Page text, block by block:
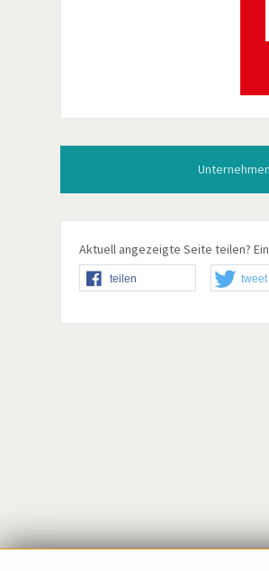
Aktuell angezeigte Seite teilen?
teilen tweet